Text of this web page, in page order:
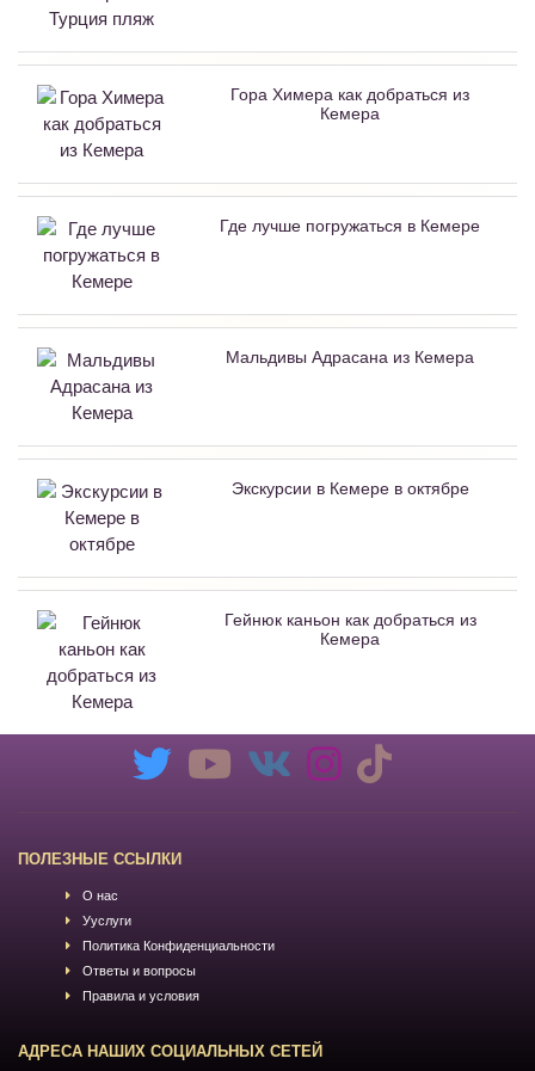
Гора Химера как добраться из
Кемера
Где лучше погружаться в Кемере
Мальдивы Адрасана из Кемера
Экскурсии в Кемере в октябре
Гейнюк каньон как добраться из
Кемера
ПОЛЕЗНЫЕ ССЫЛКИ
О нас
Ууслуги
Политика Конфиденциальности
Ответы и вопросы
Правила и условия
АДРЕСА НАШИХ СОЦИАЛЬНЫХ СЕТЕЙ